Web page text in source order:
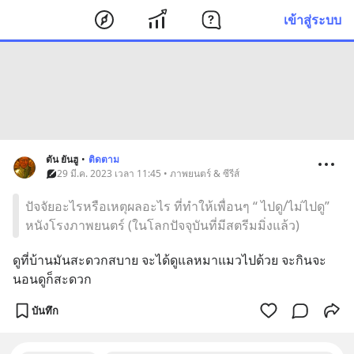
เข้าสู่ระบบ
ตัน ยันฮู • ติดตาม
29 มี.ค. 2023 เวลา 11:45 • ภาพยนตร์ & ซีรีส์
ปัจจัยอะไรหรือเหตุผลอะไร ที่ทำให้เพื่อนๆ “ ไปดู/ไม่ไปดู”
หนังโรงภาพยนตร์ (ในโลกปัจจุบันที่มีสตรีมมิ่งแล้ว)
ดูที่บ้านมันสะดวกสบาย จะได้ดูแลหมาแมวไปด้วย จะกินจะ
นอนดูก็สะดวก
บันทึก